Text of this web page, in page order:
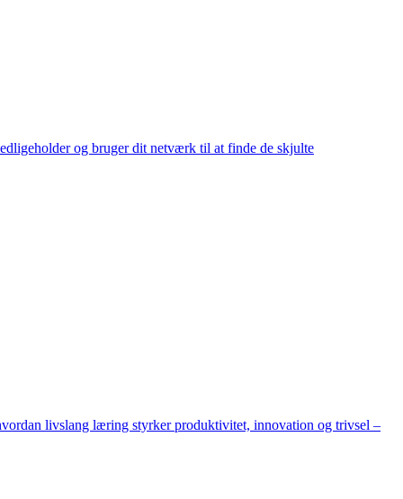
og bruger dit netværk til at finde de skjulte
livslang læring styrker produktivitet, innovation og trivsel –